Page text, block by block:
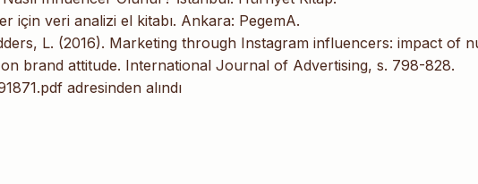
için veri analizi el kitabı. Ankara: PegemA.
L. (2016). Marketing through Instagram influencers: impact of
brand attitude. International Journal of Advertising, s. 798-828.
adresinden alındı